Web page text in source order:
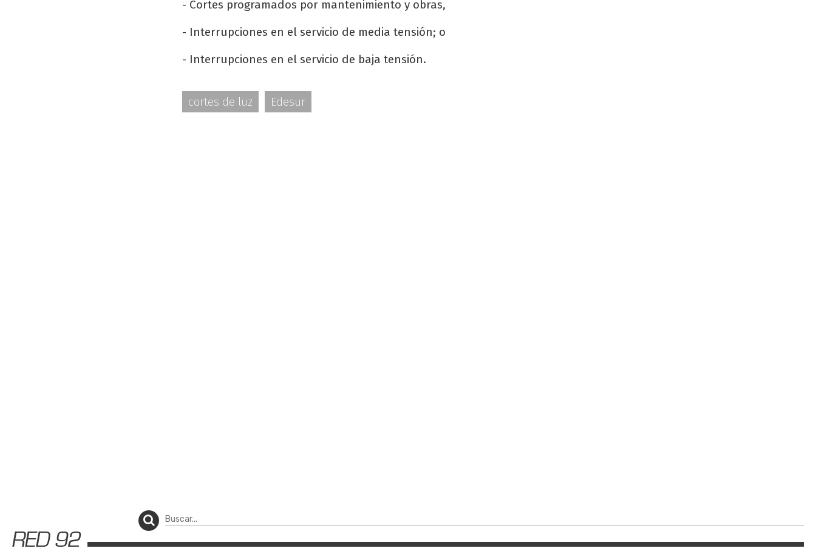
- Cortes programados por mantenimiento y obras,
- Interrupciones en el servicio de media tensión; o
- Interrupciones en el servicio de baja tensión.
cortes de luz Edesur